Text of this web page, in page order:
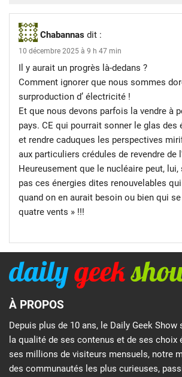
Chabannas dit :
10 décembre 2025 à 9 h 47 min
Il y aurait un progrès là-dedans ?
Comment ignorer que nous sommes
surproduction d’ électricité !
Et que nous devons parfois la vendre à
pays. CE qui pourrait sonner le glas des
et rendre caduques les perspectives
aux particuliers crédules de revendre de
Heureusement que le nucléaire peut, lui,
pas ces énergies dites renouvelables
quand on en aurait besoin ou bien qui
quatre vents » !!!
À PROPOS
Depuis plus de 10 ans, le Daily Geek
la qualité de ses contenus et de ses choix
ses millions de visiteurs mensuels, notre
des communautés les plus curieuses,